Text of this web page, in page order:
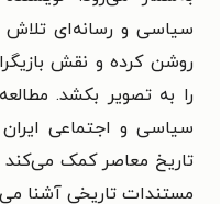
سیاسی و رسانه‌ای تلاش
روشن کرده و نقش
را به تصویر بکشد.
سیاسی و اجتماعی
تاریخ معاصر کمک می‌کند
مستندات تاریخی آشنا